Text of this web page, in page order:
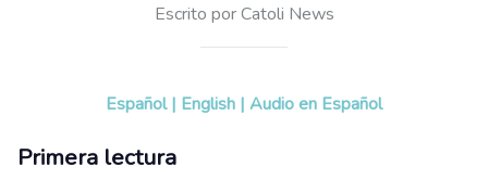
Escrito por Catoli News
Español | English | Audio en Español
Primera lectura